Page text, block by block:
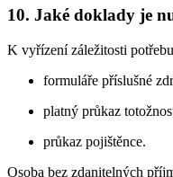
10. Jaké doklady je
K vyřízení záležitosti
formuláře příslušné
platný průkaz
průkaz pojištěnce.
Osoba bez zdanitelných